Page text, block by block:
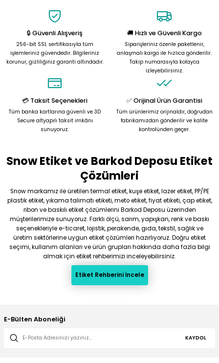
Görüş ve önerileriniz için teşekkür ederiz.
Ürün resmi kalitesiz, bozuk veya görüntülenemiyor.
Ürün açıklamasında eksik bilgiler bulunuyor.
Ürün bilgilerinde hatalar bulunuyor.
Ürün fiyatı diğer sitelerden daha pahalı.
Gönder
🔒 Güvenli Alışveriş
256-bit SSL sertifikasıyla tüm
işlemleriniz güvendedir. Bilgileriniz
korunur, gizliliğiniz garanti altındadır.
🚚 Hızlı ve Güvenli Kargo
Siparişleriniz özenle paketlenir,
anlaşmalı kargo ile hızlıca gönderilir.
Takip numarasıyla kolayca
izleyebilirsiniz.
💳 Taksit Seçenekleri
Tüm banka kartlarına güvenli ve 3D
Secure altyapılı taksit imkânı
sunuyoruz.
✅ Orijinal Ürün Garantisi
Tüm ürünlerimiz orijinaldir, doğrudan
fabrikamızdan gönderilir ve kalite
kontrolünden geçer.
Snow Etiket ve Barkod Deposu Etiket
Çözümleri
Snow markamız ile üretilen termal etiket, kuşe etiket, lazer etiket, PP/PE
plastik etiket, yıkama talimatı etiketi, meto etiket, fiyat etiketi, çap etiket,
ribon ve baskılı etiket çözümlerini Barkod Deposu üzerinden
müşterilerimize sunuyoruz. Farklı ölçü, sarım, yapışkan, renk ve baskı
seçenekleriyle e-ticaret, lojistik, perakende, gıda, tekstil, sağlık ve
üretim sektörlerine uygun etiket çözümleri hazırlıyoruz. Doğru etiket
seçimi, kullanım alanları ve ürün grupları hakkında daha fazla bilgi
almak için etiket rehberimizi inceleyebilirsiniz.
Etiket Rehberini İncele
E-Bülten Aboneliği
KAYDOL